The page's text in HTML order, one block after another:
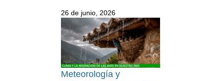
26 de junio, 2026
Meteorología y